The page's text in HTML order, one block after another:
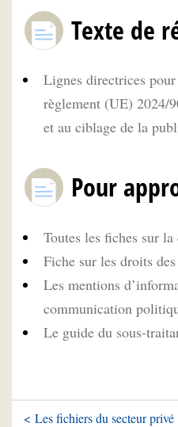
Texte de
Lignes directrices
règlement (UE) 2024/
et au ciblage de la
Pour
Toutes les fiches sur
Fiche sur les droits
Les mentions
communication
Le guide du sous-
< Les fichiers du secteur privé